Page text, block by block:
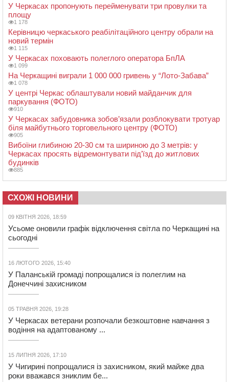
У Черкасах пропонують перейменувати три провулки та
площу
1 178
Керівницю черкаського реабілітаційного центру обрали на
новий термін
1 115
У Черкасах поховають полеглого оператора БпЛА
1 099
На Черкащині виграли 1 000 000 гривень у “Лото-Забава”
1 078
У центрі Черкас облаштували новий майданчик для
паркування (ФОТО)
910
У Черкасах забудовника зобов’язали розблокувати тротуар
біля майбутнього торговельного центру (ФОТО)
905
Вибоїни глибиною 20-30 см та шириною до 3 метрів: у
Черкасах просять відремонтувати під’їзд до житлових
будинків
885
СХОЖІ НОВИНИ
09 КВІТНЯ 2026, 18:59
Усьоме оновили графік відключення світла по Черкащині на
сьогодні
16 ЛЮТОГО 2026, 15:40
У Паланській громаді попрощалися із полеглим на
Донеччині захисником
05 ТРАВНЯ 2026, 19:28
У Черкасах ветерани розпочали безкоштовне навчання з
водіння на адаптованому ...
15 ЛИПНЯ 2026, 17:10
У Чигирині попрощалися із захисником, який майже два
роки вважався зниклим бе...